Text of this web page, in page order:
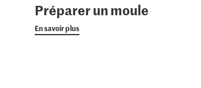
Préparer un moule
En savoir plus